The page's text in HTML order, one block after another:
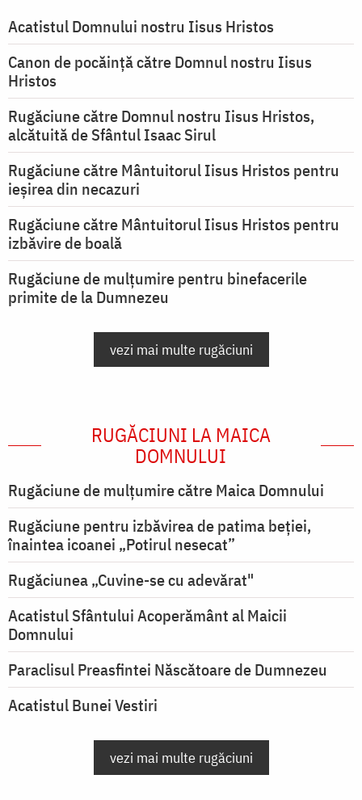
Acatistul Domnului nostru Iisus Hristos
Canon de pocăință către Domnul nostru Iisus
Hristos
Rugăciune către Domnul nostru Iisus Hristos,
alcătuită de Sfântul Isaac Sirul
Rugăciune către Mântuitorul Iisus Hristos pentru
ieşirea din necazuri
Rugăciune către Mântuitorul Iisus Hristos pentru
izbăvire de boală
Rugăciune de mulțumire pentru binefacerile
primite de la Dumnezeu
vezi mai multe rugăciuni
RUGĂCIUNI LA MAICA
DOMNULUI
Rugăciune de mulţumire către Maica Domnului
Rugăciune pentru izbăvirea de patima beției,
înaintea icoanei „Potirul nesecat”
Rugăciunea „Cuvine-se cu adevărat"
Acatistul Sfântului Acoperământ al Maicii
Domnului
Paraclisul Preasfintei Născătoare de Dumnezeu
Acatistul Bunei Vestiri
vezi mai multe rugăciuni